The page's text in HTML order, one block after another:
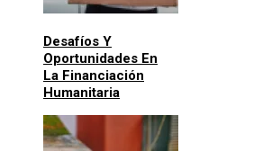
Desafíos Y
Oportunidades En
La Financiación
Humanitaria